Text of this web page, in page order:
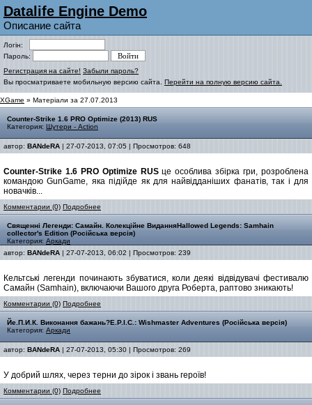
Datalife Engine Demo
Описание сайта
Логін:
Пароль:
Регистрация на сайте! Забыли пароль?
Вы просматриваете мобильную версию сайта. Перейти на полную версию сайта.
XGame » Матеріали за 27.07.2013
Counter-Strike 1.6 PRO Optimize (2013) RUS
Категория: Шутери - Action
автор: BANdeRA | 27-07-2013, 07:05 | Просмотров: 648
Counter-Strike 1.6 PRO Optimize RUSце особлива збірка гри, розроблена
командою GunGame, яка підійде як для найвідданіших фанатів, так і для
новачків...
Комментарии (0) Подробнее
Священні Легенди: Самайн. Колекційне ВиданняHallowed Legends: Samhain
collector's Edition (Російська версія)
Категория: Аркади
автор: BANdeRA | 27-07-2013, 06:02 | Просмотров: 239
Кельтські легенди починають збуватися, коли деякі відвідувачі фестивалю
Самайн (Samhain), включаючи Вашого друга Роберта, раптово зникають!
Комментарии (0) Подробнее
Йе.П.И.К. Виконання бажань?E.P.I.C.: Wishmaster Adventures (Російська версія)
Категория: Аркади
автор: BANdeRA | 27-07-2013, 05:30 | Просмотров: 269
У добрий шлях, через терни до зірок і звань героїв!
Комментарии (0) Подробнее